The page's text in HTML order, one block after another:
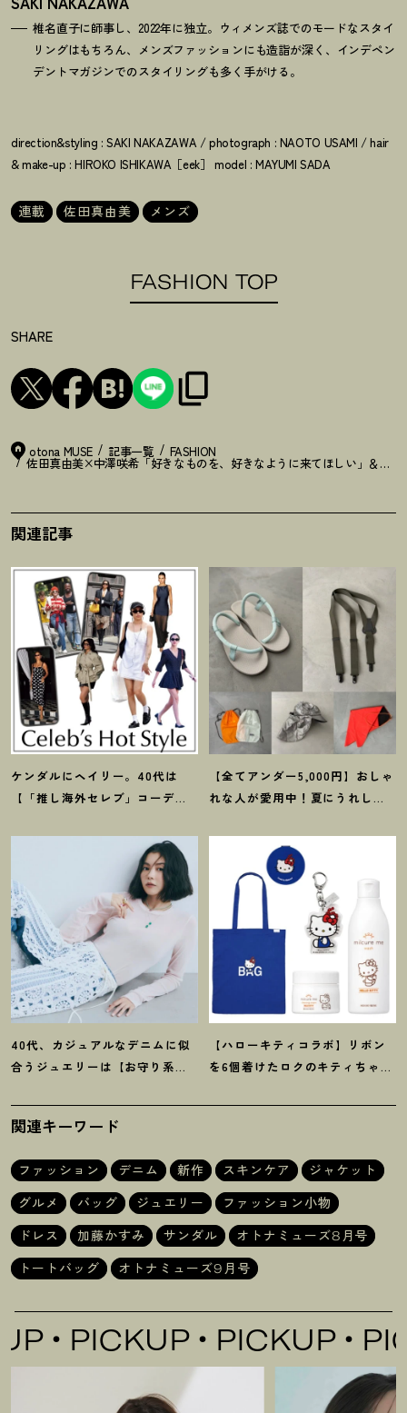
椎名直子に師事し、2022年に独立。ウィメンズ誌でのモードなスタイ
リングはもちろん、メンズファッションにも造詣が深く、インデペン
デントマガジンでのスタイリングも多く手がける。
direction&styling : SAKI NAKAZAWA / photograph : NAOTO USAMI / hair
& make-up : HIROKO ISHIKAWA［eek］ model : MAYUMI SADA
連載 佐田真由美 メンズ
FASHION TOP
SHARE
otona MUSE 記事一覧 FASHION
佐田真由美×中澤咲希「好きなものを、好きなように来てほしい」＆
関連記事
ケンダルにヘイリー。40代は
【「推し海外セレブ」コーデ】
デが吉！
【全てアンダー5,000円】おしゃ
れな人が愛用中 ！ 夏にうれしい
小物5選
40代、カジュアルなデニムに似
合うジュエリーは【お守り系
旬顔に！
【ハローキティコラボ】リボン
を6個着けたロクのキティちゃん
も！
関連キーワード
ファッション デニム 新作 スキンケア
ジャケット
グルメ
バッグ ジュエリー
ファッション小物
ドレス
加藤かすみ サンダル
オトナミューズ8月号
トートバッグ
オトナミューズ9月号
PICKUP PICKUP